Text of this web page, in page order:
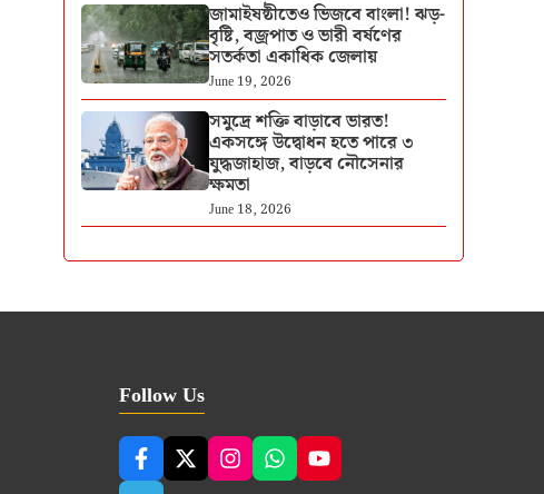
জামাইষষ্ঠীতেও ভিজবে বাংলা! ঝড়-
বৃষ্টি, বজ্রপাত ও ভারী বর্ষণের
সতর্কতা একাধিক জেলায়
June 19, 2026
সমুদ্রে শক্তি বাড়াবে ভারত!
একসঙ্গে উদ্বোধন হতে পারে ৩
যুদ্ধজাহাজ, বাড়বে নৌসেনার
ক্ষমতা
June 18, 2026
Follow Us